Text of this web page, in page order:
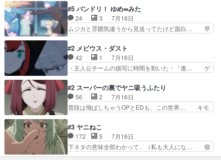
部も登場し、魅力的なキ… やはり強敵に勝つには
特訓だよ。平仮名で呼… ライバル登場から特訓ま
で異常なテンポと異…
22:59まで！✦キャストサイン入り… 人族と魔族
の融合を目指す浩二…目指すもの… アリスとメノ
ウの話から魔王軍の大規模な宣… 鏡から「アリ
ス、共存の道はやっぱ険しいぜ… 鏡とソフトクリ
浩二の揺るがない信念に思… 鏡さん、活躍する度
に好感度爆上がりですね… ケンタウロス族面白か
ったですね♪タカコち…
#5 バンドリ！ ゆめ∞みた
24 3
7月16日
ムジカと雰囲気違うから見送ってたけど面白… 早
れが偶然イベント会場に居合わせてしま… ビオラ
こいつほんま……残りの2人はビオラ… 見てて興
奮と息苦しさを同時に感じさせるビ… ビオラちゃ
んのお陰であられちゃんと律ちゃ… ・日本語特有
に今期一の悪役がいたとは。… 友達との会話でフ
ェアリィブゥケのイベント… ・ビオラはあられを
見つけて悪だくみを策略…
#2 メビウス・ダスト
42 1
7月16日
・主人公チームの描写に時間を割いた・「進… ゲ
主人公の強火古参ファン出てきたけど何… 勝利に
浮かれる面々の中、アラキは自分の能… ラムスは
隕石で負傷した体の部位を補修した… 次のゲーム
での対決のエピソード。そうなっ… ポリスホッパ
はない3話も大差なかったら… うーん…キャラが
どんどん出てくるが紹介が… お話が平坦なのよ
ね。なんかこう内輪だけで…
#2 スーパーの裏でヤニ吸うふたり
56 2
7月16日
普段は飛ばしちゃうOPとEDも、この世界… キモ
にヒロイン（山田/田山）のアンニュ… こんどは
そっちが機嫌わる。永遠に気づかん… 昨日は寝落
ちしてしまったので都合の良い女… 新卒で泣かせ
て怒られたり煙草の匂いにがっ… 2人(1人)と近づ
#3 ヤニねこ
172 5
7月16日
下ネタの意味全部わかって、（私も大人にな… 寝
ゲロってそんなヤバかったんか。じゃ、寝… 生活